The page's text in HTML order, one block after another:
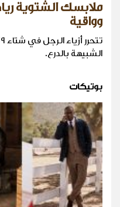
ملابسك الشتوية
وواقية
الشبيهة بالدرع.
بوتيكات